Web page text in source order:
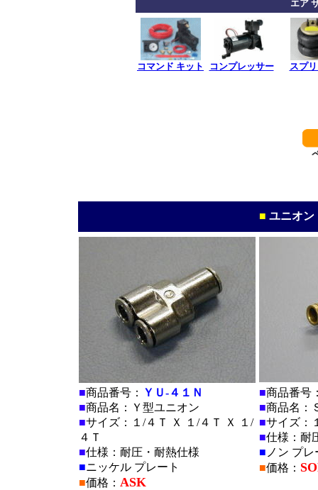
エア
コマンド キット コンプレッサー スプ
■ ユニオ
■商品番号： ＹＵ-４１Ｎ
■商品名：Ｙ型ユニオン
■サイズ：１/４Ｔ Ｘ １/４Ｔ Ｘ １/
４Ｔ
■仕様：耐圧・耐熱仕様
■ニッケル プレート
■価格： ASK
■商品番号
■商品名：
■サイズ：
■仕様：耐
■ ノン プレ
■価格：